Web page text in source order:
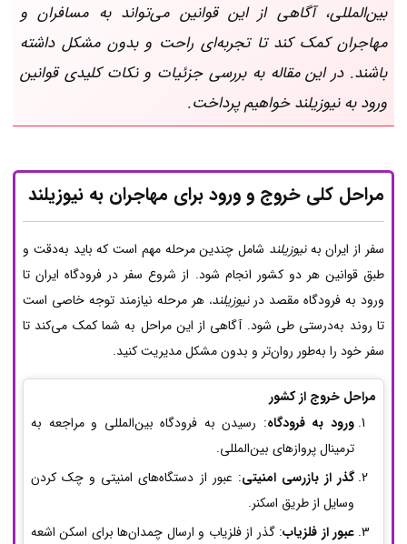
بین‌المللی، آگاهی از این قوانین می‌تواند به مسافران و
مهاجران کمک کند تا تجربه‌ای راحت و بدون مشکل داشته
باشند. در این مقاله به بررسی جزئیات و نکات کلیدی قوانین
ورود به نیوزیلند خواهیم پرداخت.
مراحل کلی خروج و ورود برای مهاجران به نیوزیلند
سفر از ایران بهنیوزیلند شامل چندین مرحله مهم است که باید به‌دقت و
طبق قوانین هر دو کشور انجام شود. از شروع سفر در فرودگاه ایران تا
ورود به فرودگاه مقصد درنیوزیلند، هر مرحله نیازمند توجه خاصی است
تا روند به‌درستی طی شود. آگاهی از این مراحل به شما کمک می‌کند تا
سفر خود را به‌طور روان‌تر و بدون مشکل مدیریت کنید.
مراحل خروج از کشور
ورود به فرودگاه: رسیدن به فرودگاه بین‌المللی و مراجعه به
ترمینال پروازهای بین‌المللی.
گذر از بازرسی امنیتی: عبور از دستگاه‌های امنیتی و چک کردن
وسایل از طریق اسکنر.
عبور از فلزیاب: گذر از فلزیاب و ارسال چمدان‌ها برای اسکن اشعه